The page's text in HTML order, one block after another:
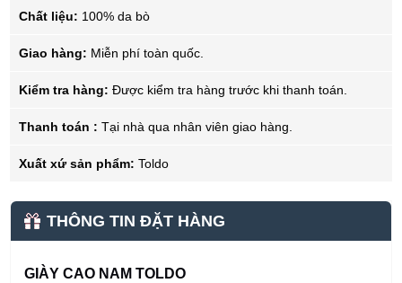
Chất liệu: 100% da bò
Giao hàng: Miễn phí toàn quốc.
Kiểm tra hàng: Được kiểm tra hàng trước khi thanh toán.
Thanh toán : Tại nhà qua nhân viên giao hàng.
Xuất xứ sản phẩm: Toldo
THÔNG TIN ĐẶT HÀNG
GIÀY CAO NAM TOLDO